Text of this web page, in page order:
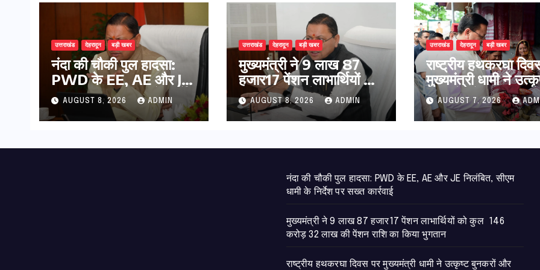
उत्तराखंड देहरादून बड़ी खबर
नंदा की चौकी पुल हादसा:
PWD के EE, AE और JE
निलंबित, सीएम धामी के निर्देश
पर सख्त कार्रवाई
AUGUST 8, 2026 ADMIN
उत्तराखंड देहरादून बड़ी खबर
मुख्यमंत्री ने 9 लाख 87
हजार17 पेंशन लाभार्थियों को
कुल 146 करोड़ 32 लाख
की पेंशन राशि का किया
भुगतान
AUGUST 8, 2026 ADMIN
उत्तराखंड देहरादून बड़ी खबर
राष्ट्रीय हथकरघा
मुख्यमंत्री धामी ने
बुनकरों और हस्तशिल्प
कारीगरों को किया
AUGUST 7, 2026
नंदा की चौकी पुल हादसा: PWD के EE, AE और JE निलंबित, सीएम
धामी के निर्देश पर सख्त कार्रवाई
मुख्यमंत्री ने 9 लाख 87 हजार17 पेंशन लाभार्थियों को कुल 146
करोड़ 32 लाख की पेंशन राशि का किया भुगतान
राष्ट्रीय हथकरघा दिवस पर मुख्यमंत्री धामी ने उत्कृष्ट बुनकरों और